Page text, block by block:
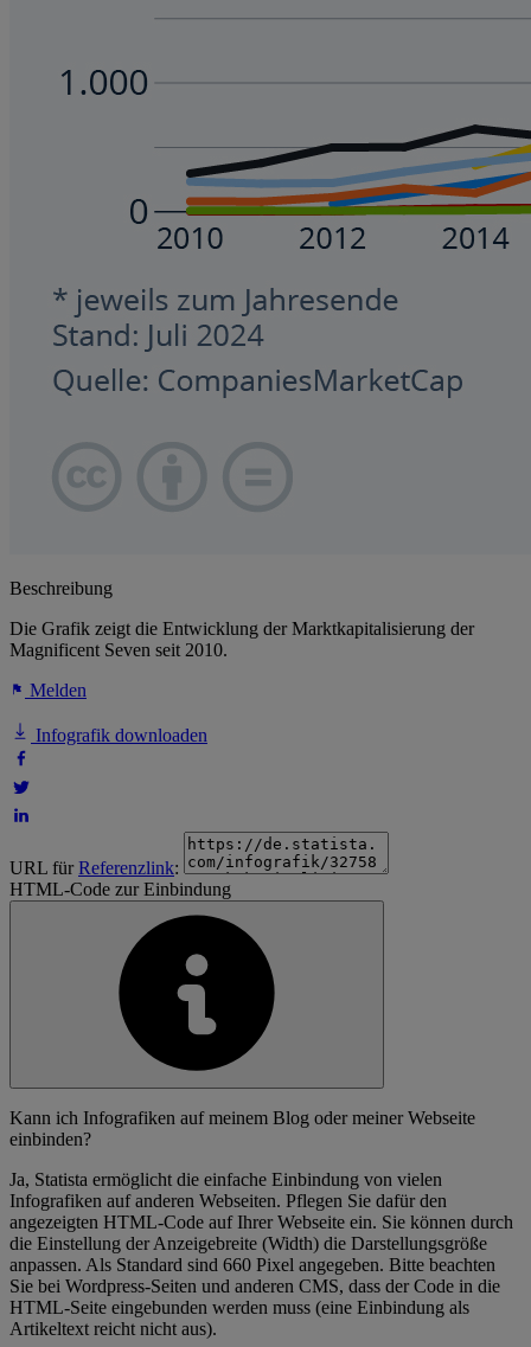
Beschreibung
Die Grafik zeigt die Entwicklung der Marktkapitalisierung der
Magnificent Seven seit 2010.
Melden
Infografik downloaden
URL fürReferenzlink:
HTML-Code zur Einbindung
Kann ich Infografiken auf meinem Blog oder meiner Webseite
einbinden?
Ja, Statista ermöglicht die einfache Einbindung von vielen
Infografiken auf anderen Webseiten. Pflegen Sie dafür den
angezeigten HTML-Code auf Ihrer Webseite ein. Sie können durch
die Einstellung der Anzeigebreite (Width) die Darstellungsgröße
anpassen. Als Standard sind 660 Pixel angegeben. Bitte beachten
Sie bei Wordpress-Seiten und anderen CMS, dass der Code in die
HTML-Seite eingebunden werden muss (eine Einbindung als
Artikeltext reicht nicht aus).